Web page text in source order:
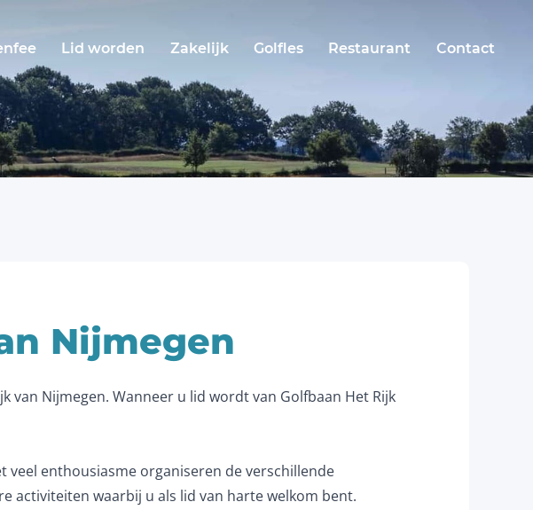
Lid worden Zakelijk Golfles Restaurant Contact
Nijmegen
van Nijmegen. Wanneer u lid wordt van Golfbaan Het Rijk
veel enthousiasme organiseren de verschillende
activiteiten waarbij u als lid van harte welkom bent.